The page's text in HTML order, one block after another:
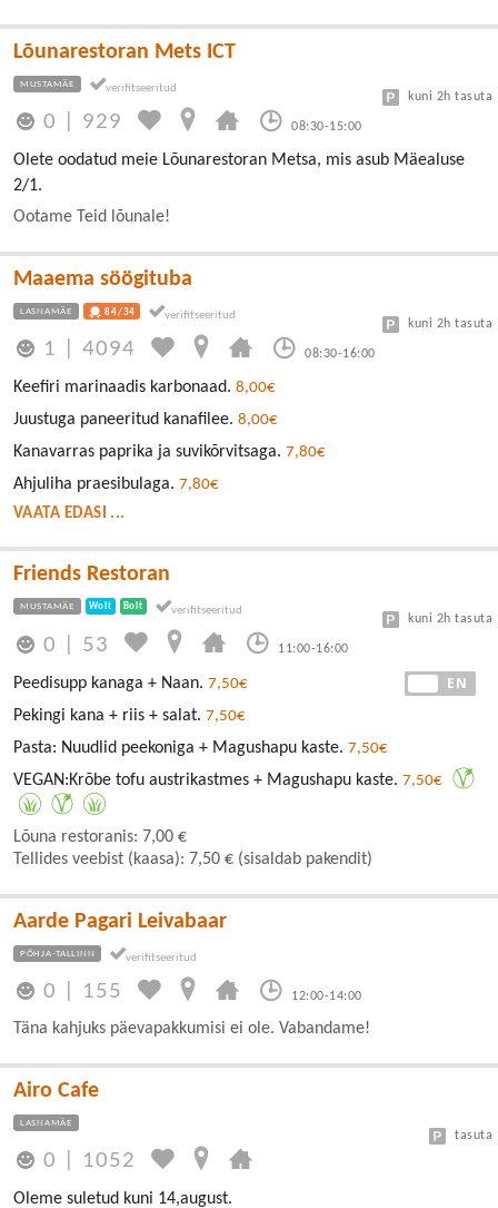
Lõunarestoran Mets ICT
MUSTAMÄE
0 929 08:30-15:00
kuni 2h tasuta
Olete oodatud meie Lõunarestoran Metsa, mis asub Mäealuse
2/1.
Ootame Teid lõunale!
Maaema söögituba
LASNAMÄE 84/34
1 |4094 08:30-16:00
kuni 2h tasuta
Keefiri marinaadis karbonaad. 8,00€
Juustuga paneeritud kanafilee. 8,00€
Kanavarras paprika ja suvikõrvitsaga. 7,80€
Ahjuliha praesibulaga. 7,80€
VAATA EDASI ...
Friends Restoran
MUSTAMÄE Wolt Bolt
0 53 11:00-16:00
kuni 2h tasuta
EN
Peedisupp kanaga + Naan. 7,50€
Pekingi kana + riis + salat. 7,50€
Pasta: Nuudlid peekoniga + Magushapu kaste. 7,50€
VEGAN:Krõbe tofu austrikastmes + Magushapu kaste. 7,50€
Lõuna restoranis: 7,00 €
Tellides veebist (kaasa): 7,50 € (sisaldab pakendit)
Aarde Pagari Leivabaar
PÕHJA-TALLINN
0 155 12:00-14:00
Täna kahjuks päevapakkumisi ei ole. Vabandame!
Airo Cafe
LASNAMÄE
0 1052
tasuta
Oleme suletud kuni 14,august.